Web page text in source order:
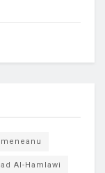
Al-Hamlawi